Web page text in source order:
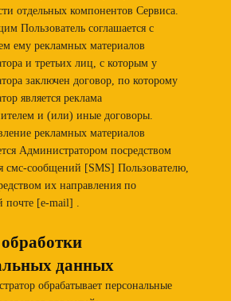
отдельных компонентов Сервиса.
Пользователь соглашается с
ему рекламных материалов
и третьих лиц, с которым у
заключен договор, по которому
является реклама
и (или) иные договоры.
рекламных материалов
Администратором посредством
смс-сообщений [SMS] Пользователю,
их направления по
почте [e-mail] .
данных
обрабатывает персональные